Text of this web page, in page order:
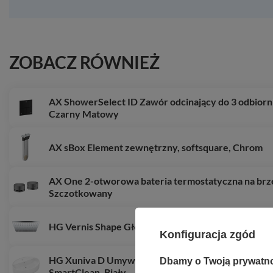
ZOBACZ RÓWNIEŻ
AX ShowerSelect ID Zawór odcinający do 3
Czarny Matowy
AX sBox Element zewnętrzny, softsquare, Chrom
AX One 2-otworowa bateria termostatyczna na
Szczotkowany
HG Vernis Shape Głowica prysznicowa 230 1jet
HG Xuniva D Umywalka nablatowa 600/450 z
Konfiguracja zgód
Dbamy o Twoją